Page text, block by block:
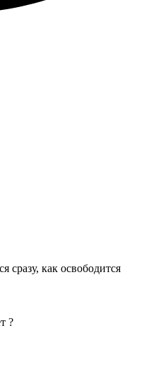
сразу, как освободится
?